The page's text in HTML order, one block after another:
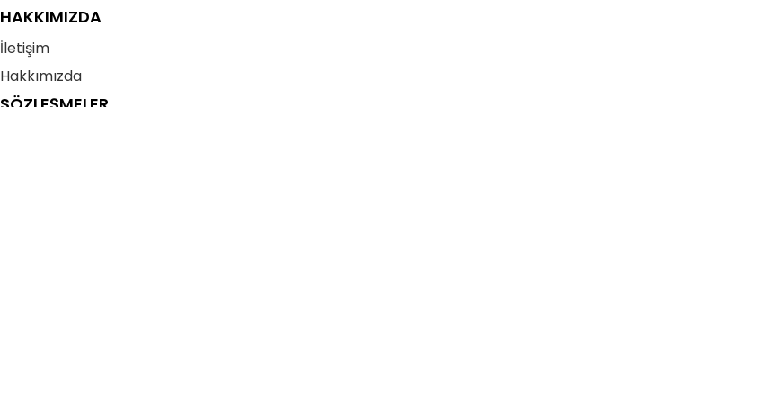
HAKKIMIZDA
İletişim
Hakkımızda
SÖZLEŞMELER